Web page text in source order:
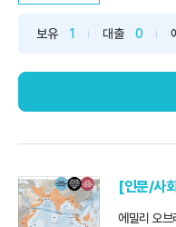
열하고 지적
보유 1 대출 0
[인문/사
에밀리 오브